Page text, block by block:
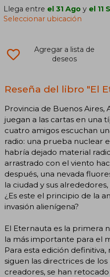
Llega entre el 31 Ago y el 11
Seleccionar ubicación
Agregar a lista de
deseos
Reseña del libro "El
Provincia de Buenos Aires,
juegan a las cartas en una
cuatro amigos escuchan
radio: una prueba nuclear
habría dejado material
arrastrado con el viento
después, una nevada
la ciudad y sus
¿Es este el principio de la
invasión alienígena?
El Eternauta es la primera
la más importante para el
Para esta edición
siguen las directrices de
creadores, se han